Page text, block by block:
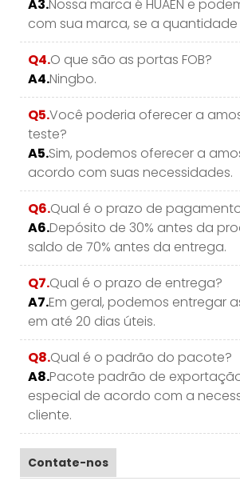
A3.Nossa marca é HUAEN e
com sua marca, se a quantidade
Q4.O que são as portas FOB?
A4.Ningbo.
Q5.Você poderia oferecer a
teste?
A5.Sim, podemos oferecer a
acordo com suas necessidades.
Q6.Qual é o prazo de
A6.Depósito de 30% antes da
saldo de 70% antes da entrega.
Q7.Qual é o prazo de entrega?
A7.Em geral, podemos entregar
em até 20 dias úteis.
Q8.Qual é o padrão do pacote?
A8.Pacote padrão de
especial de acordo com a
cliente.
Contate-nos